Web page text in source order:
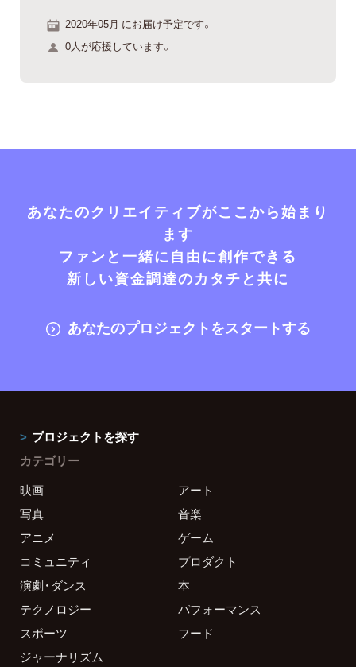
2020年05月 にお届け予定です。
0人が応援しています。
あなたのクリエイティブがここから始まり
ます
ファンと一緒に自由に創作できる
新しい資金調達のカタチと共に
あなたのプロジェクトをスタートする
プロジェクトを探す
カテゴリー
映画
アート
写真
音楽
アニメ
ゲーム
コミュニティ
プロダクト
演劇・ダンス
本
テクノロジー
パフォーマンス
スポーツ
フード
ジャーナリズム